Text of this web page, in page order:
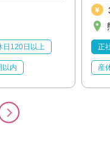
日120日以上
以内
正
産